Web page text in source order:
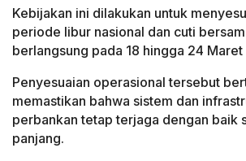
Kebijakan ini dilakukan untuk
periode libur nasional dan cuti
berlangsung pada 18 hingga 24
Penyesuaian operasional tersebut
memastikan bahwa sistem dan
perbankan tetap terjaga dengan baik
panjang.